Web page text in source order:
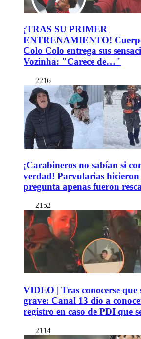
¡TRAS SU PRIMER
ENTRENAMIENTO!
Colo Colo entrega sus
Vozinha: "Carece de…"
2216
¡Carabineros no sabían si
verdad! Parvularias
pregunta apenas fueron
2152
VIDEO | Tras conocerse que
grave: Canal 13 dio a
registro en caso de PDI que
2114